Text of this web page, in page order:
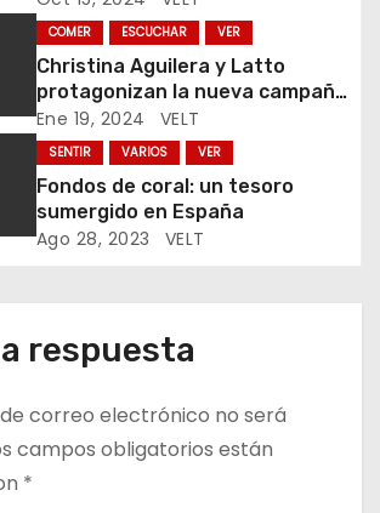
COMER ESCUCHAR VER
Christina Aguilera y Latto
protagonizan la nueva campaña
de Just Eat
Ene 19, 2024 VELT
SENTIR VARIOS VER
Fondos de coral: un tesoro
sumergido en España
Ago 28, 2023 VELT
respuesta
correo electrónico no será
campos obligatorios están
*